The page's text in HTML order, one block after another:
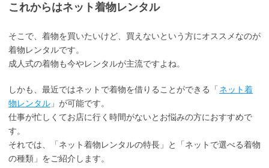
これからはネット着物レンタル
そこで、着物を買いたいけど、買えないという方にオススメなのが
着物レンタルです。
成人式の着物も今やレンタルが主流ですよね。
しかも、最近ではネットで着物を借りることができる「 ネット着
物レンタル 」が可能です。
仕事が忙しくてお店に行く時間がないとお悩みの方におすすめで
す。
それでは、「ネット着物レンタルの特長」と「ネットで選べる着物
の種類」をご紹介します。